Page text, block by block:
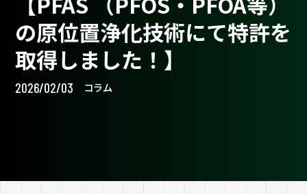
の原位置浄化技術にて特許を
取得しました！】
2026/02/03 コラム